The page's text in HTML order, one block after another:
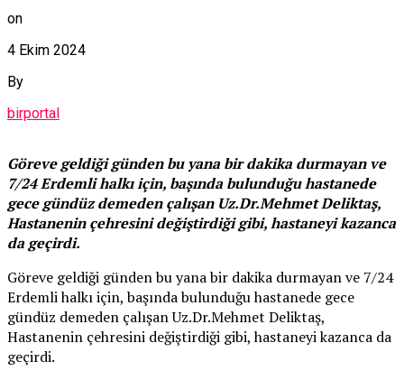
on
4 Ekim 2024
By
birportal
Göreve geldiği günden bu yana bir dakika durmayan ve
7/24 Erdemli halkı için, başında bulunduğu hastanede
gece gündüz demeden çalışan Uz.Dr.Mehmet Deliktaş,
Hastanenin çehresini değiştirdiği gibi, hastaneyi kazanca
da geçirdi.
Göreve geldiği günden bu yana bir dakika durmayan ve 7/24
Erdemli halkı için, başında bulunduğu hastanede gece
gündüz demeden çalışan Uz.Dr.Mehmet Deliktaş,
Hastanenin çehresini değiştirdiği gibi, hastaneyi kazanca da
geçirdi.